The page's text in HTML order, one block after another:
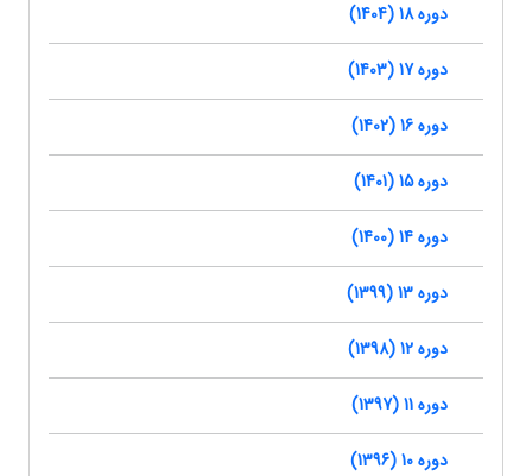
دوره 18 (1404)
دوره 17 (1403)
دوره 16 (1402)
دوره 15 (1401)
دوره 14 (1400)
دوره 13 (1399)
دوره 12 (1398)
دوره 11 (1397)
دوره 10 (1396)